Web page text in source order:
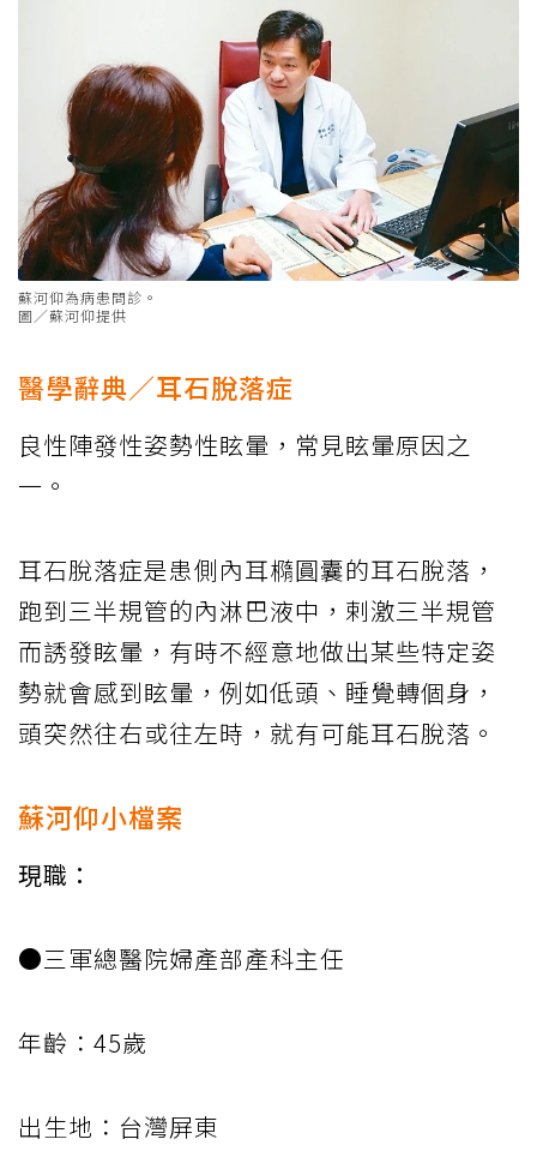
蘇河仰為病患問診。
圖／蘇河仰提供
醫學辭典／耳石脫落症
良性陣發性姿勢性眩暈，常見眩暈原因之
一。
耳石脫落症是患側內耳橢圓囊的耳石脫落，
跑到三半規管的內淋巴液中，剌激三半規管
而誘發眩暈，有時不經意地做出某些特定姿
勢就會感到眩暈，例如低頭、睡覺轉個身，
頭突然往右或往左時，就有可能耳石脫落。
蘇河仰小檔案
現職：
●三軍總醫院婦產部產科主任
年齡：45歲
出生地：台灣屏東